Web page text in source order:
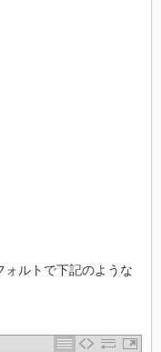
ルトで下記のような